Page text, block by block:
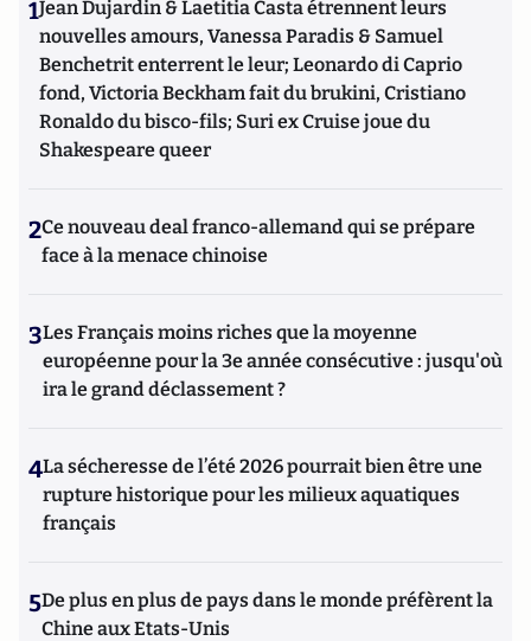
1Jean Dujardin & Laetitia Casta étrennent leurs
nouvelles amours, Vanessa Paradis & Samuel
Benchetrit enterrent le leur; Leonardo di Caprio
fond, Victoria Beckham fait du brukini, Cristiano
Ronaldo du bisco-fils; Suri ex Cruise joue du
Shakespeare queer
2Ce nouveau deal franco-allemand qui se prépare
face à la menace chinoise
3Les Français moins riches que la moyenne
européenne pour la 3e année consécutive : jusqu'où
ira le grand déclassement ?
4La sécheresse de l’été 2026 pourrait bien être une
rupture historique pour les milieux aquatiques
français
5De plus en plus de pays dans le monde préfèrent la
Chine aux Etats-Unis